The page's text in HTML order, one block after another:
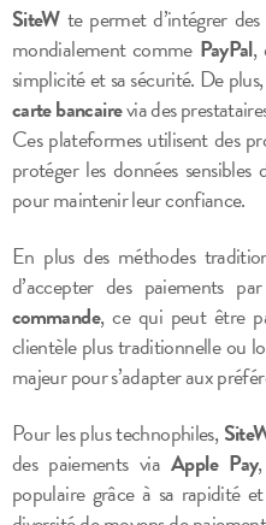
SiteWte permet d’intégrer
mondialement comme PayPal,
simplicité et sa sécurité. De
carte bancairevia des
Ces plateformes utilisent des
protéger les données
pour maintenir leur confiance.
En plus des méthodes
d’accepter des paiements par
commande, ce qui peut être
clientèle plus traditionnelle ou
majeur pour s’adapter aux
Pour les plus technophiles,
des paiements viaApple Pay
populaire grâce à sa rapidité